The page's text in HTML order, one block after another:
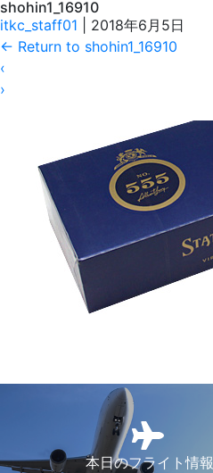
shohin1_16910
itkc_staff01
2018年6月5日
← Return to shohin1_16910
‹
›
本日のフライト情報